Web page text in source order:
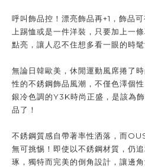
呼叫飾品控！漂亮飾品再+1，飾品
上踢恤或是一件洋裝，只要加上一
點亮，讓人忍不住想多看一眼的時髦
無論日韓歐美，休閒運動風席捲了
性的不銹鋼飾品風潮，不僅色澤個
銀冷色調的Y3K時尚正盛，是該為
品了！
不銹鋼質感自帶著率性洒落，而
無可挑惕！即使以不銹鋼材質，仍
琢，獨特而完美的倒角設計，讓邊